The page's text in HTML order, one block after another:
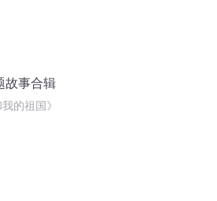
故事合辑
我的祖国》